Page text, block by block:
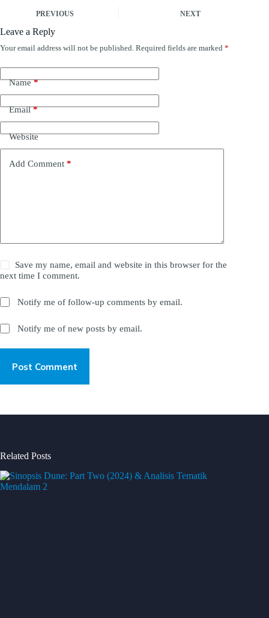
PREVIOUS NEXT
Leave a Reply
Your email address will not be published. Required fields are marked *
Name*
Email*
Website
Add Comment *
Save my name, email and website in this browser for the
next time I comment.
Notify me of follow-up comments by email.
Notify me of new posts by email.
Post Comment
Related Posts